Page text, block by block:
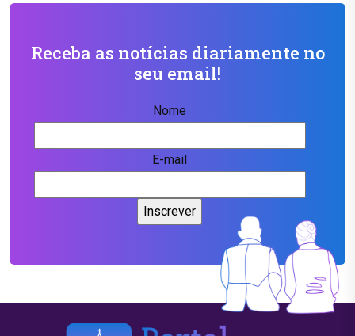
Receba as notícias diariamente no
seu email!
Nome
E-mail